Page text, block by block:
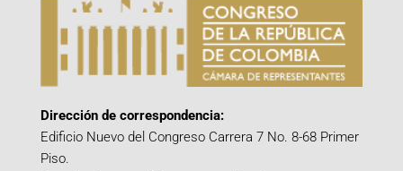
Dirección de correspondencia:
Edificio Nuevo del Congreso Carrera 7 No. 8-68 Primer
Piso.